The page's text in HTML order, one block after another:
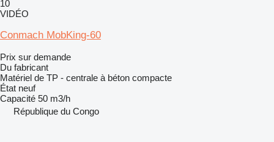
10
VIDÉO
Conmach MobKing-60
Prix sur demande
Du fabricant
Matériel de TP - centrale à béton compacte
État neuf
Capacité 50 m3/h
République du Congo